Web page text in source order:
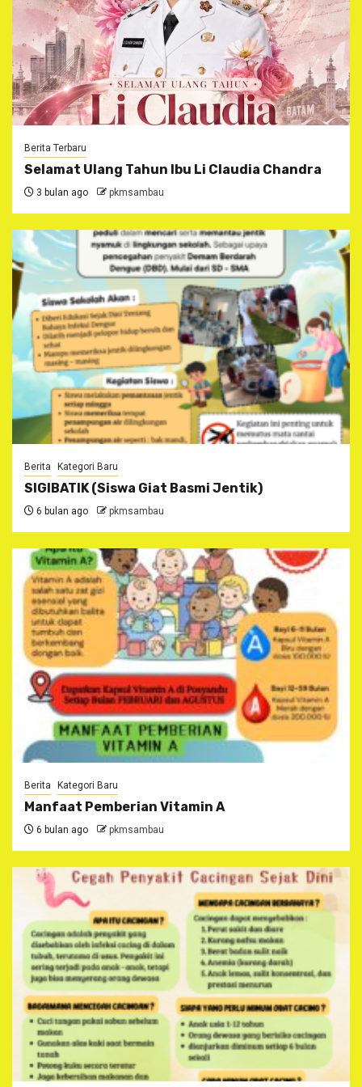
Berita Terbaru
Selamat Ulang Tahun Ibu Li Claudia Chandra
3 bulan ago pkmsambau
Berita Kategori Baru
SIGIBATIK (Siswa Giat Basmi Jentik)
6 bulan ago pkmsambau
Berita Kategori Baru
Manfaat Pemberian Vitamin A
6 bulan ago pkmsambau